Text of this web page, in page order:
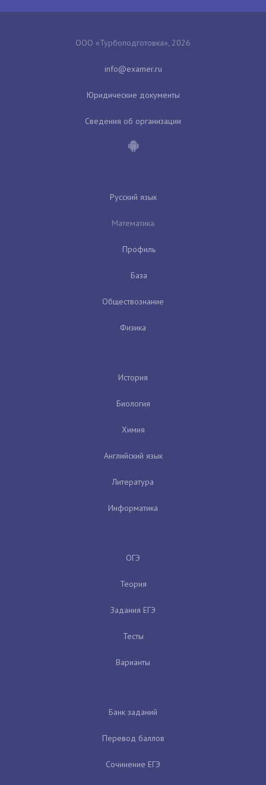
ООО «Турбоподготовка», 2026
Юридические документы
Сведения об организации
Русский язык
Математика
Профиль
База
Обществознание
Физика
История
Биология
Химия
Английский язык
Литература
Информатика
ОГЭ
Теория
Задания ЕГЭ
Тесты
Варианты
Банк заданий
Перевод баллов
Сочинение ЕГЭ